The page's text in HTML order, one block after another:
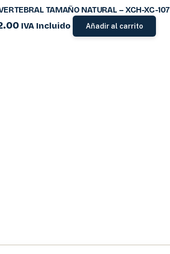
TAMAÑO NATURAL – XCH-XC-107
IVA Incluido Añadir al carrito